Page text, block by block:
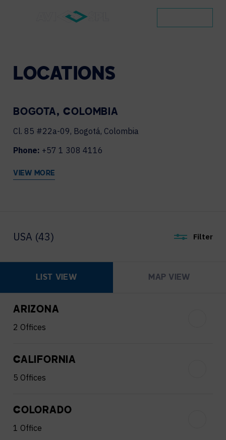
LOCATIONS
BOGOTA, COLOMBIA
Cl. 85 #22a-09, Bogotá, Colombia
Phone: +57 1 308 4116
VIEW MORE
USA (43) Filter
LIST VIEW MAP VIEW
ARIZONA
2 Offices
CALIFORNIA
5 Offices
COLORADO
1 Office